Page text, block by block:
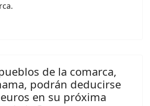
de la comarca,
podrán deducirse
en su próxima